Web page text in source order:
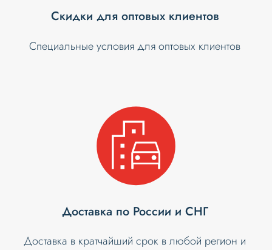
Скидки для оптовых клиентов
Специальные условия для оптовых клиентов
Доставка по России и СНГ
Доставка в кратчайший срок в любой регион и